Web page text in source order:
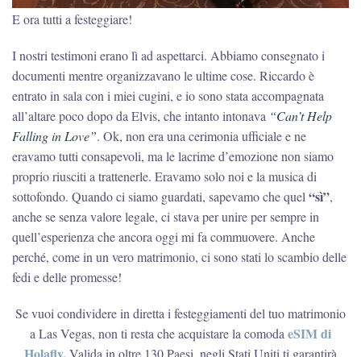
E ora tutti a festeggiare!
I nostri testimoni erano lì ad aspettarci. Abbiamo consegnato i
documenti mentre organizzavano le ultime cose. Riccardo è
entrato in sala con i miei cugini, e io sono stata accompagnata
all’altare poco dopo da Elvis, che intanto intonava “Can’t Help
Falling in Love”. Ok, non era una cerimonia ufficiale e ne
eravamo tutti consapevoli, ma le lacrime d’emozione non siamo
proprio riusciti a trattenerle. Eravamo solo noi e la musica di
sottofondo. Quando ci siamo guardati, sapevamo che quel “sì”,
anche se senza valore legale, ci stava per unire per sempre in
quell’esperienza che ancora oggi mi fa commuovere. Anche
perché, come in un vero matrimonio, ci sono stati lo scambio delle
fedi e delle promesse!
Se vuoi condividere in diretta i festeggiamenti del tuo matrimonio
a Las Vegas, non ti resta che acquistare la comoda eSIM di
Holafly. Valida in oltre 130 Paesi, negli Stati Uniti ti garantirà